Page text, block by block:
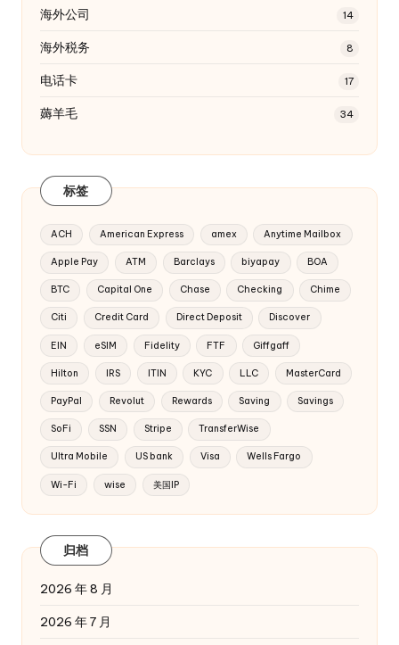
海外公司 14
海外税务 8
电话卡 17
薅羊毛 34
标签
ACH American Express amex Anytime Mailbox
Apple Pay ATM Barclays biyapay BOA
BTC Capital One Chase Checking Chime
Citi Credit Card Direct Deposit Discover
EIN eSIM Fidelity FTF Giffgaff
Hilton IRS ITIN KYC LLC MasterCard
PayPal Revolut Rewards Saving Savings
SoFi SSN Stripe TransferWise
Ultra Mobile US bank Visa Wells Fargo
Wi-Fi wise 美国IP
归档
2026 年 8 月
2026 年 7 月